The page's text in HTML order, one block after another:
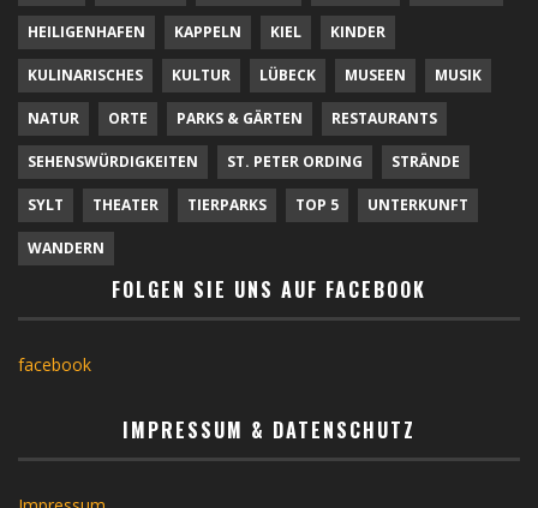
HEILIGENHAFEN KAPPELN KIEL KINDER
KULINARISCHES KULTUR LÜBECK MUSEEN MUSIK
NATUR ORTE PARKS & GÄRTEN RESTAURANTS
SEHENSWÜRDIGKEITEN ST. PETER ORDING STRÄNDE
SYLT THEATER TIERPARKS TOP 5 UNTERKUNFT
WANDERN
FOLGEN SIE UNS AUF FACEBOOK
facebook
IMPRESSUM & DATENSCHUTZ